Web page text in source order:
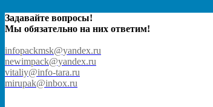
Задавайте вопросы!
Мы обязательно на них ответим!
infopackmsk@yandex.ru
newimpack@yandex.ru
vitaliy@info-tara.ru
mirupak@inbox.ru